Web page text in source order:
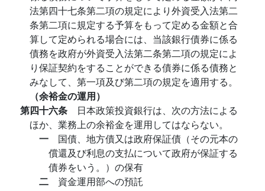
法第四十七条第二項の規定により外資受入法第二
条第二項に規定する予算をもって定める金額と合
算して定められる場合には、当該銀行債券に係る
債務を政府が外資受入法第二条第二項の規定によ
り保証契約をすることができる債券に係る債務と
みなして、第一項及び第二項の規定を適用する。
（余裕金の運用）
第四十六条 日本政策投資銀行は、次の方法による
ほか、業務上の余裕金を運用してはならない。
一 国債、地方債又は政府保証債（その元本の
償還及び利息の支払について政府が保証する
債券をいう。）の保有
二 資金運用部への預託